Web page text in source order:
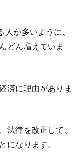
が多いように、
どん増えていま
済に理由がありま
法律を改正して、
になります。